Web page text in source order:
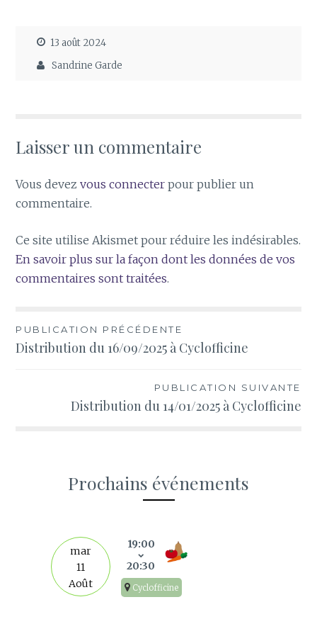
13 août 2024
Sandrine Garde
Laisser un commentaire
Vous devezvous connecter pour publier un
commentaire.
Ce site utilise Akismet pour réduire les indésirables.
En savoir plus sur la façon dont les données de vos
commentaires sont traitées.
Navigation
de
PUBLICATION PRÉCÉDENTE
Distribution du 16/09/2025 à Cyclofficine
PUBLICATION SUIVANTE
Distribution du 14/01/2025 à Cyclofficine
Prochains événements
mar
11
Août
19:00
20:30
Cyclofficine